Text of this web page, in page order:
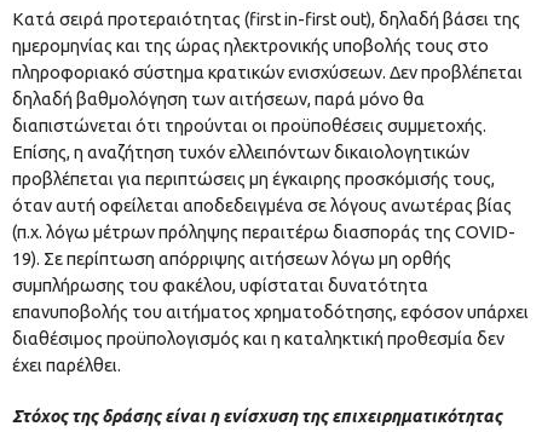
Κατά σειρά προτεραιότητας (first in-first out), δηλαδή βάσει της
ημερομηνίας και της ώρας ηλεκτρονικής υποβολής τους στο
πληροφοριακό σύστημα κρατικών ενισχύσεων. Δεν προβλέπεται
δηλαδή βαθμολόγηση των αιτήσεων, παρά μόνο θα
διαπιστώνεται ότι τηρούνται οι προϋποθέσεις συμμετοχής.
Επίσης, η αναζήτηση τυχόν ελλειπόντων δικαιολογητικών
προβλέπεται για περιπτώσεις μη έγκαιρης προσκόμισής τους,
όταν αυτή οφείλεται αποδεδειγμένα σε λόγους ανωτέρας βίας
(π.χ. λόγω μέτρων πρόληψης περαιτέρω διασποράς της COVID-
19). Σε περίπτωση απόρριψης αιτήσεων λόγω μη ορθής
συμπλήρωσης του φακέλου, υφίσταται δυνατότητα
επανυποβολής του αιτήματος χρηματοδότησης, εφόσον υπάρχει
διαθέσιμος προϋπολογισμός και η καταληκτική προθεσμία δεν
έχει παρέλθει.
Στόχος της δράσης είναι η ενίσχυση της επιχειρηματικότητας